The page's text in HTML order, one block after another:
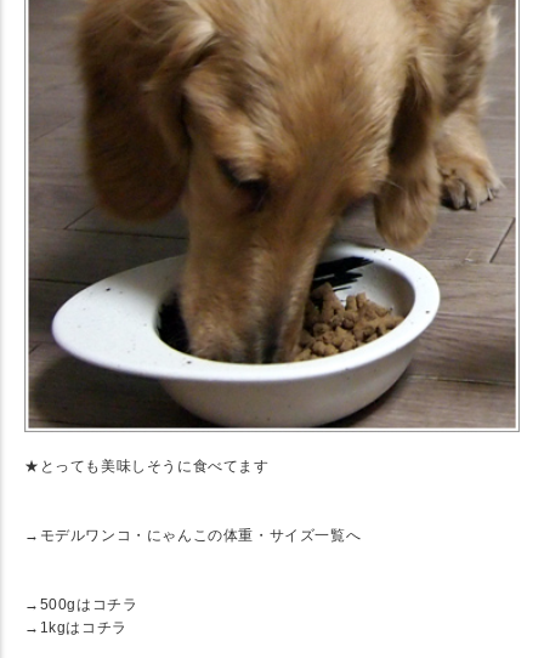
★とっても美味しそうに食べてます
→モデルワンコ・にゃんこの体重・サイズ一覧へ
→500gはコチラ
→1kgはコチラ